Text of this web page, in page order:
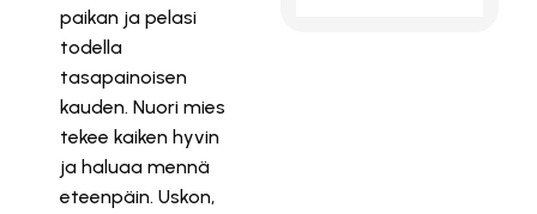
paikan ja pelasi
todella
tasapainoisen
kauden. Nuori mies
tekee kaiken hyvin
ja haluaa mennä
eteenpäin. Uskon,